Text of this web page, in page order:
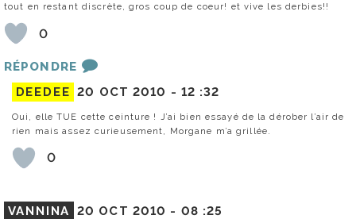
tout en restant discrète, gros coup de coeur! et vive les derbies!!
0
RÉPONDRE
DEEDEE 20 OCT 2010 - 12 :32
Oui, elle TUE cette ceinture ! J’ai bien essayé de la dérober l’air de
rien mais assez curieusement, Morgane m’a grillée.
0
VANNINA 20 OCT 2010 - 08 :25